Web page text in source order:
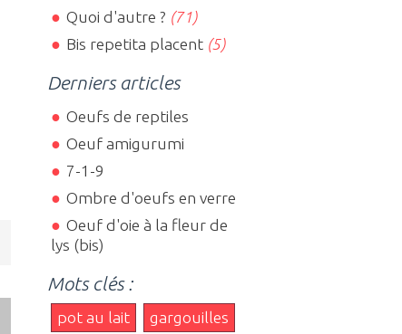
Quoi d'autre ? (71)
Bis repetita placent(5)
Derniers articles
Oeufs de reptiles
Oeuf amigurumi
7-1-9
Ombre d'oeufs en verre
Oeuf d'oie à la fleur de
lys (bis)
Mots clés :
pot au lait
gargouilles